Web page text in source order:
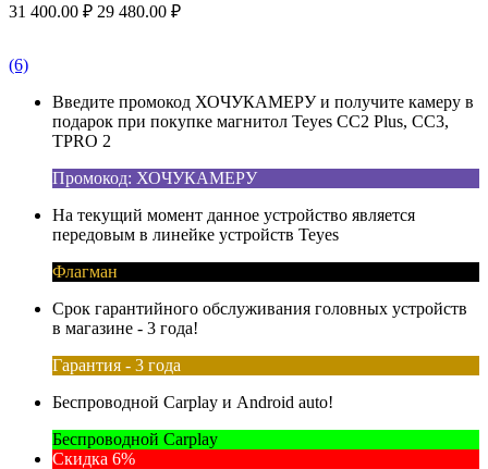
31 400.00 ₽ 29 480.00 ₽
(6)
Введите промокод ХОЧУКАМЕРУ и получите камеру в
подарок при покупке магнитол Teyes CC2 Plus, CC3,
TPRO 2
Промокод: ХОЧУКАМЕРУ
На текущий момент данное устройство является
передовым в линейке устройств Teyes
Флагман
Срок гарантийного обслуживания головных устройств
в магазине - 3 года!
Гарантия - 3 года
Беспроводной Carplay и Android auto!
Беспроводной Carplay
Скидка 6%